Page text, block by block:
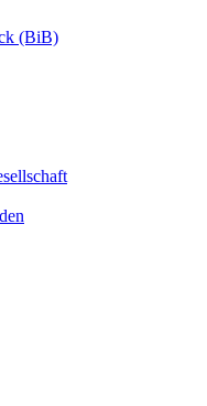
(BiB)